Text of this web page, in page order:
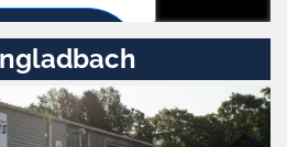
Zustimmen
und
aktivieren